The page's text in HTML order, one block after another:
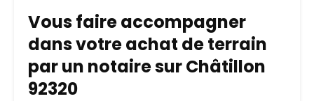
Vous faire accompagner
dans votre achat de terrain
par un notaire sur Châtillon
92320